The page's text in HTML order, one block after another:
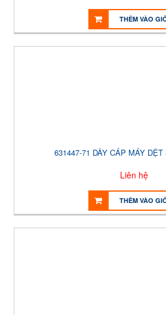
THÊM VÀO
631447-71 DÂY CÁP MÁY DỆT
Liên hệ
THÊM VÀO